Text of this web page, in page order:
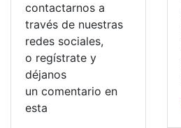
contactarnos a
través de nuestras
redes sociales,
o regístrate y
déjanos
un comentario en
esta